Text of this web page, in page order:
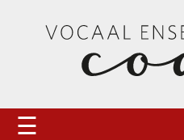
Vocaal Ensemble